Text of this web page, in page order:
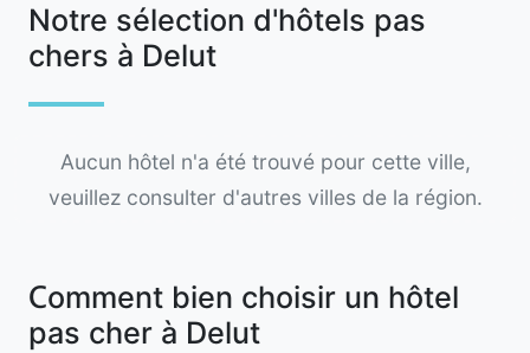
Notre sélection d'hôtels pas
chers à Delut
Aucun hôtel n'a été trouvé pour cette ville,
veuillez consulter d'autres villes de la région.
Comment bien choisir un hôtel
pas cher à Delut